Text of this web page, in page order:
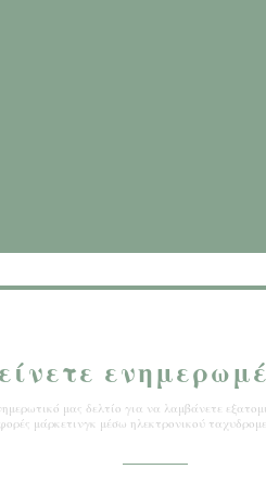
νέο παράθυρο))
παράθυρο))
μας δελτίο για να λαμβάνετε
μάρκετινγκ μέσω ηλεκτρονικού